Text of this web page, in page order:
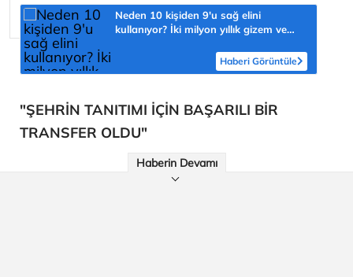
Neden 10 kişiden 9'u sağ elini
kullanıyor? İki milyon yıllık gizem ve
Haberi Görüntüle
"ŞEHRİN TANITIMI İÇİN BAŞARILI BİR
TRANSFER OLDU"
Haberin Devamı